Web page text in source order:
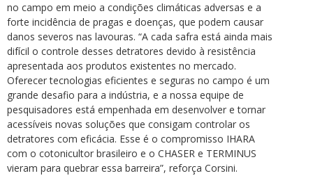
no campo em meio a condições climáticas adversas e a
forte incidência de pragas e doenças, que podem causar
danos severos nas lavouras. “A cada safra está ainda mais
difícil o controle desses detratores devido à resistência
apresentada aos produtos existentes no mercado.
Oferecer tecnologias eficientes e seguras no campo é um
grande desafio para a indústria, e a nossa equipe de
pesquisadores está empenhada em desenvolver e tornar
acessíveis novas soluções que consigam controlar os
detratores com eficácia. Esse é o compromisso IHARA
com o cotonicultor brasileiro e o CHASER e TERMINUS
vieram para quebrar essa barreira”, reforça Corsini.